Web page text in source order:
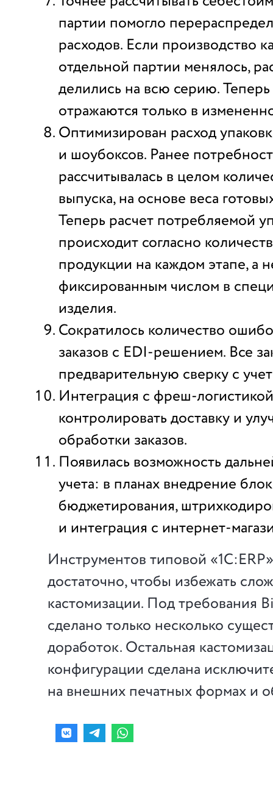
партии помогло
расходов. Если производство
отдельной партии менялось,
делились на всю серию.
отражаются только в
Оптимизирован расход
и шоубоксов. Ранее
рассчитывалась в целом
выпуска, на основе веса
Теперь расчет потребляемой
происходит согласно
продукции на каждом этапе, а
фиксированным числом в
изделия.
Сократилось количество
заказов с EDI-решением. Все
предварительную сверку с
Интеграция с фреш-
контролировать доставку и
обработки заказов.
Появилась возможность
учета: в планах внедрение
бюджетирования,
и интеграция с интернет-
Инструментов типовой
достаточно, чтобы избежать
кастомизации. Под требования
сделано только несколько
доработок. Остальная
конфигурации сделана
на внешних печатных формах и